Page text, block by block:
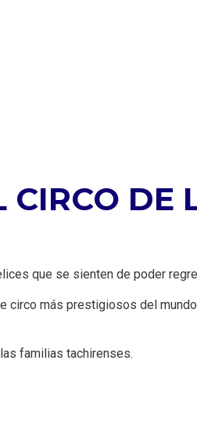
DE
que se sienten de poder
más prestigiosos del
familias tachirenses.